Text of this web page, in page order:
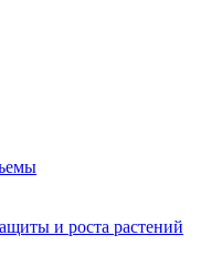
и роста растений